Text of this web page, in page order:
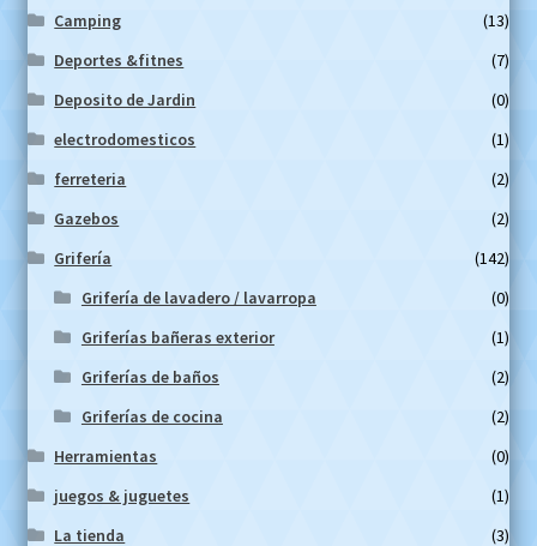
Camping
(13)
Deportes &fitnes
(7)
Deposito de Jardin
(0)
electrodomesticos
(1)
ferreteria
(2)
Gazebos
(2)
Grifería
(142)
Grifería de lavadero / lavarropa
(0)
Griferías bañeras exterior
(1)
Griferías de baños
(2)
Griferías de cocina
(2)
Herramientas
(0)
juegos & juguetes
(1)
La tienda
(3)